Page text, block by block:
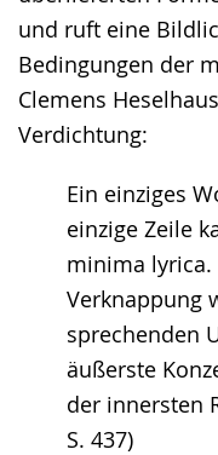
und ruft eine
Bedingungen der
Clemens
Verdichtung:
Ein einziges
einzige Zeile
minima lyrica.
Verknappung
sprechenden
äußerste
der innersten
S. 437)